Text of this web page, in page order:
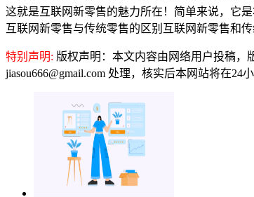
这就是互联网新零售的魅力所在！简单来说，它
互联网新零售与传统零售的区别互联网新零售和
特别声明: 版权声明：本文内容由网络用户投稿，
jiasou666@gmail.com 处理，核实后本网站将在24